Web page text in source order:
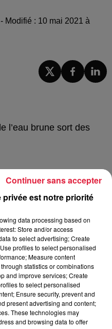
Modifié : 10 mai 2021 à
l’eau brune sort des
à Strasbourg :
: rencontre
rouges
est notre priorité
data processing based on
Store and/or access
to select advertising; Create
profiles to select personalised
Measure content
statistics or combinations
and improve services; Create
to select personalised
Ensure security, prevent and
present advertising and content;
These technologies may
and browsing data to offer
Continuer sans accepter